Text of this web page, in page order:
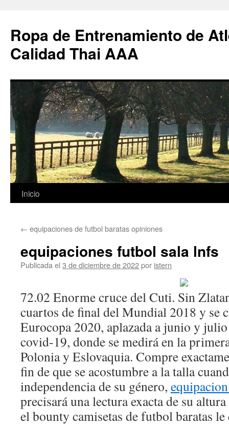
Ropa de Entrenamiento de
Calidad Thai AAA
Saltar
contenido
Inicio
← equipaciones de futbol baratas opiniones
equipaciones futbol sala lnfs
Publicada el 3 de diciembre de 2022por istern
72.02 Enorme cruce del Cuti. Sin
cuartos de final del Mundial 2018 y se
Eurocopa 2020, aplazada a junio y
covid-19, donde se medirá en la
Polonia y Eslovaquia. Compre
fin de que se acostumbre a la talla
independencia de su género,
precisará una lectura exacta de su
el bounty camisetas de futbol baratas le